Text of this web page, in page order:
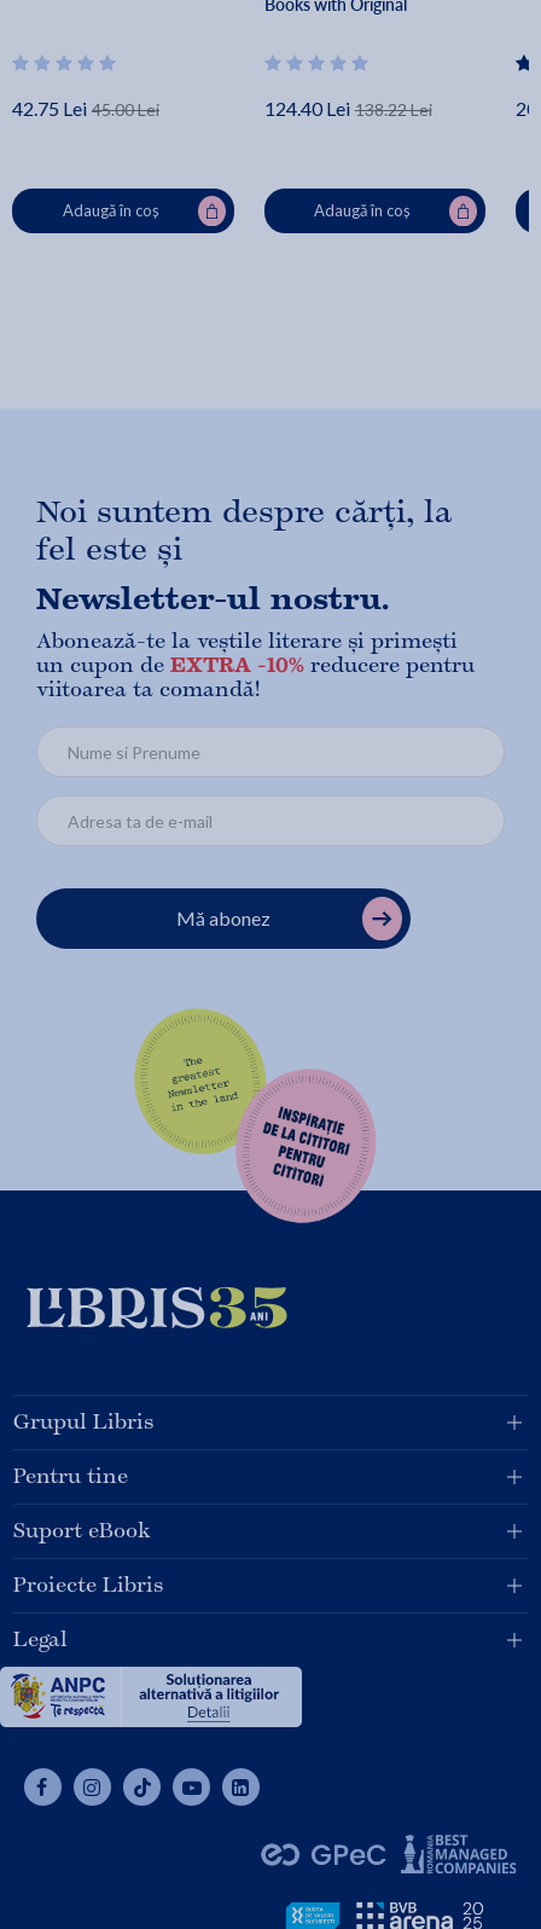
42.75 Lei 45.00 Lei
Adaugă în coș
Nutkin, The Tale - Beatrix
124.40 Lei 138.22 Lei
Adaugă în coș
Noi suntem despre cărți, la
fel este și
Newsletter-ul nostru.
Abonează-te la veștile literare și primești
un cupon de EXTRA -10% reducere pentru
viitoarea ta comandă!
Mă abonez
Grupul Libris
Pentru tine
Suport eBook
Proiecte Libris
Legal